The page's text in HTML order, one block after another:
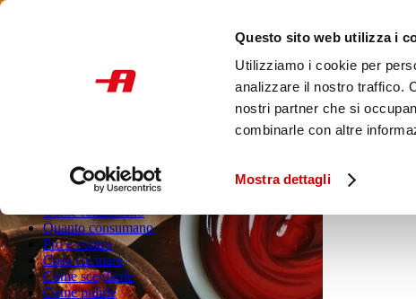
Questo sito web utilizza i
Utilizziamo i cookie per
analizzare il nostro traffico.
nostri partner che si
combinarle con altre
Mostra dettagli
Home
Come funzionano
Quanto consumano
Pro e contro
Cosa cucinare
Come sceglierle
Come pulirle